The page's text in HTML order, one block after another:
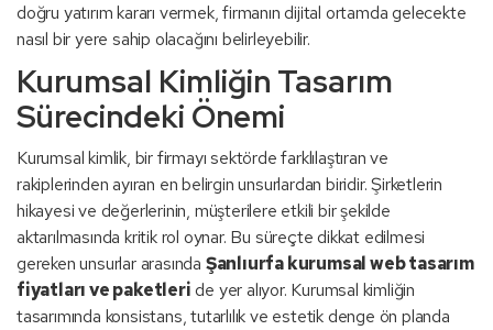
doğru yatırım kararı vermek, firmanın dijital ortamda gelecekte
nasıl bir yere sahip olacağını belirleyebilir.
Kurumsal Kimliğin Tasarım
Sürecindeki Önemi
Kurumsal kimlik, bir firmayı sektörde farklılaştıran ve
rakiplerinden ayıran en belirgin unsurlardan biridir. Şirketlerin
hikayesi ve değerlerinin, müşterilere etkili bir şekilde
aktarılmasında kritik rol oynar. Bu süreçte dikkat edilmesi
gereken unsurlar arasında Şanlıurfa kurumsal web tasarım
fiyatları ve paketleride yer alıyor. Kurumsal kimliğin
tasarımında konsistans, tutarlılık ve estetik denge ön planda